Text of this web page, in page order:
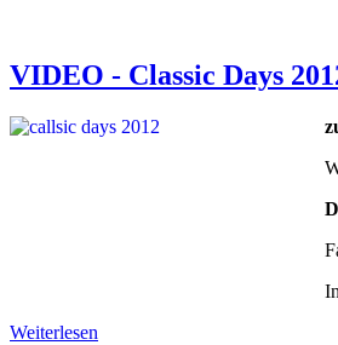
VIDEO - Classic Days
Weiterlesen